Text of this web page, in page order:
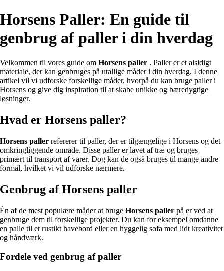
Horsens Paller: En guide til
genbrug af paller i din hverdag
Velkommen til vores guide om Horsens paller . Paller er et alsidigt
materiale, der kan genbruges på utallige måder i din hverdag. I denne
artikel vil vi udforske forskellige måder, hvorpå du kan bruge paller i
Horsens og give dig inspiration til at skabe unikke og bæredygtige
løsninger.
Hvad er Horsens paller?
Horsens paller refererer til paller, der er tilgængelige i Horsens og det
omkringliggende område. Disse paller er lavet af træ og bruges
primært til transport af varer. Dog kan de også bruges til mange andre
formål, hvilket vi vil udforske nærmere.
Genbrug af Horsens paller
Én af de mest populære måder at bruge Horsens paller på er ved at
genbruge dem til forskellige projekter. Du kan for eksempel omdanne
en palle til et rustikt havebord eller en hyggelig sofa med lidt kreativitet
og håndværk.
Fordele ved genbrug af paller